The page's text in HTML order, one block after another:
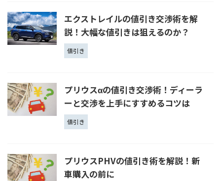
エクストレイルの値引き交渉術を解
説！大幅な値引きは狙えるのか？
値引き
プリウスαの値引き交渉術！ディーラ
ーと交渉を上手にすすめるコツは
値引き
プリウスPHVの値引き術を解説！新
車購入の前に